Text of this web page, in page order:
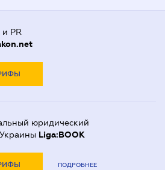
PR
юридический
Liga:BOOK
ПОДРОБНЕЕ